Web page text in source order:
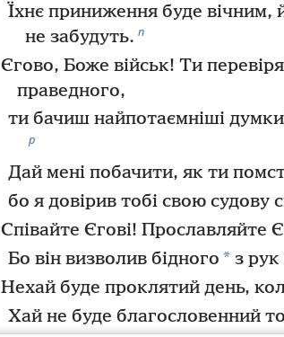
Їхнє приниження буде вічним,
не забудуть. п
Єгово, Боже військ! Ти
праведного,
ти бачиш найпотаємніші думки
р
Дай мені побачити, як ти
бо я довірив тобі свою судову
Співайте Єгові! Прославляйте
Бо він визволив бідного * з рук
Нехай буде проклятий день,
Хай не буде благословенний